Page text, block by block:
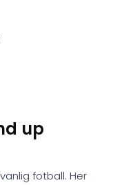
up
fotball. Her